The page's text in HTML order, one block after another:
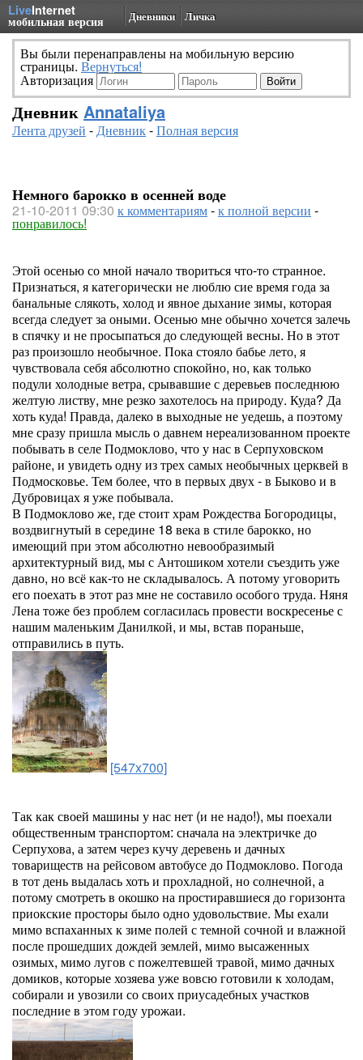
LiveInternet
мобильная версия Дневники Личка
Вы были перенаправлены на мобильную версию
страницы. Вернуться!
Авторизация
Дневник Annataliya
Лента друзей -Дневник-Полная версия
Немного барокко в осенней воде
21-10-2011 09:30 к комментариям-к полной версии -
понравилось!
Этой осенью со мной начало твориться что-то странное.
Признаться, я категорически не люблю сие время года за
банальные слякоть, холод и явное дыхание зимы, которая
всегда следует за оными. Осенью мне обычно хочется залечь
в спячку и не просыпаться до следующей весны. Но в этот
раз произошло необычное. Пока стояло бабье лето, я
чувствовала себя абсолютно спокойно, но, как только
подули холодные ветра, срывавшие с деревьев последнюю
желтую листву, мне резко захотелось на природу. Куда? Да
хоть куда! Правда, далеко в выходные не уедешь, а поэтому
мне сразу пришла мысль о давнем нереализованном проекте
побывать в селе Подмоклово, что у нас в Серпуховском
районе, и увидеть одну из трех самых необычных церквей в
Подмосковье. Тем более, что в первых двух - в Быково и в
Дубровицах я уже побывала.
В Подмоклово же, где стоит храм Рождества Богородицы,
воздвигнутый в середине 18 века в стиле барокко, но
имеющий при этом абсолютно невообразимый
архитектурный вид, мы с Антошиком хотели съездить уже
давно, но всё как-то не складывалось. А потому уговорить
его поехать в этот раз мне не составило особого труда. Няня
Лена тоже без проблем согласилась провести воскресенье с
нашим маленьким Данилкой, и мы, встав пораньше,
отправились в путь.
[547x700]
Так как своей машины у нас нет (и не надо!), мы поехали
общественным транспортом: сначала на электричке до
Серпухова, а затем через кучу деревень и дачных
товариществ на рейсовом автобусе до Подмоклово. Погода
в тот день выдалась хоть и прохладной, но солнечной, а
потому смотреть в окошко на простиравшиеся до горизонта
приокские просторы было одно удовольствие. Мы ехали
мимо вспаханных к зиме полей с темной сочной и влажной
после прошедших дождей землей, мимо высаженных
озимых, мимо лугов с пожелтевшей травой, мимо дачных
домиков, которые хозяева уже вовсю готовили к холодам,
собирали и увозили со своих приусадебных участков
последние в этом году урожаи.